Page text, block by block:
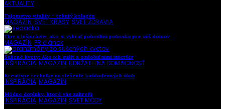
AKTUALITY
Tajomstvo vitality – tekutý kolagén
MAGAZÍN SVET KRÁSY SVET ZDRAVIA
Tipy a inšpirácie, ako si vybrať pohodlnú pohovku pre váš domov
MAGAZÍN PR článok
Sušené kvety: Ako ich sušiť a ozdobiť nimi interiér
INŠPIRÁCIA MAGAZÍN UDRŽATEĽNÁ DOMÁCNOSŤ
Kreatívne techniky na riešenie každodenných úloh
INŠPIRÁCIA MAGAZÍN
Módne doplnky, ktoré vás zahrejú
INŠPIRÁCIA MAGAZÍN SVET MÓDY